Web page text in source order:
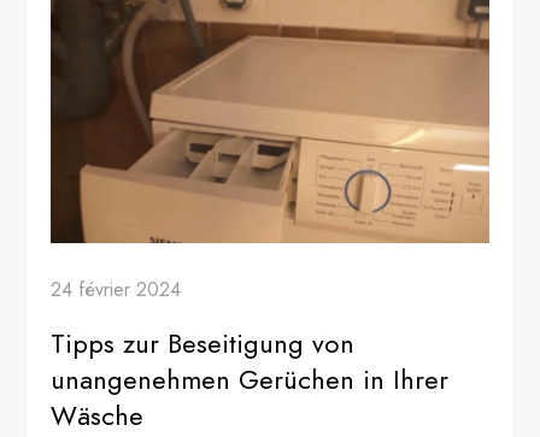
24 février 2024
Tipps zur Beseitigung von
unangenehmen Gerüchen in Ihrer
Wäsche